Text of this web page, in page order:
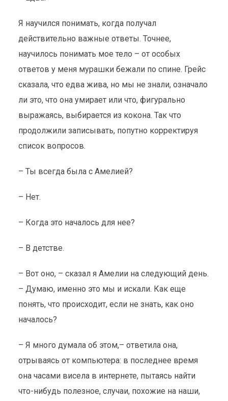
Я научился понимать, когда получал
действительно важные ответы. Точнее,
научилось понимать мое тело – от особых
ответов у меня мурашки бежали по спине. Грейс
сказала, что едва жива, но мы не знали, означало
ли это, что она умирает или что, фигурально
выражаясь, выбирается из кокона. Так что
продолжили записывать, попутно корректируя
список вопросов.
– Ты всегда была с Амелией?
– Нет.
– Когда это началось для нее?
– В детстве.
– Вот оно, – сказал я Амелии на следующий день.
– Думаю, именно это мы и искали. Как еще
понять, что происходит, если не знать, как оно
началось?
– Я много думала об этом,– ответила она,
отрываясь от компьютера: в последнее время
она часами висела в интернете, пытаясь найти
что-нибудь полезное, случаи, похожие на наши,